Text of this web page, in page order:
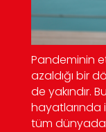
Pandeminin
azaldığı bir
de yakındır.
hayatlarında
tüm